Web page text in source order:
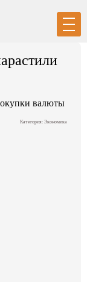
Категория: Экономика